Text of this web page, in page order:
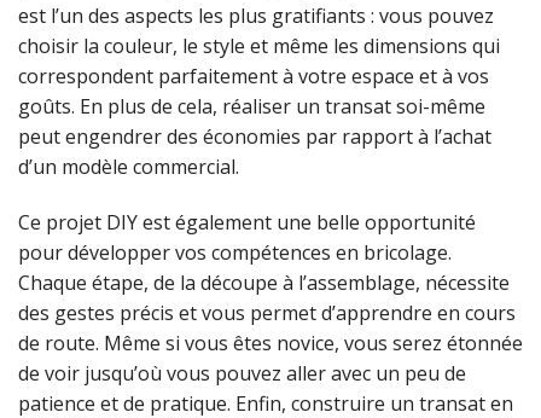
est l’un des aspects les plus gratifiants : vous pouvez
choisir la couleur, le style et même les dimensions qui
correspondent parfaitement à votre espace et à vos
goûts. En plus de cela, réaliser un transat soi-même
peut engendrer des économies par rapport à l’achat
d’un modèle commercial.
Ce projet DIY est également une belle opportunité
pour développer vos compétences en bricolage.
Chaque étape, de la découpe à l’assemblage, nécessite
des gestes précis et vous permet d’apprendre en cours
de route. Même si vous êtes novice, vous serez étonnée
de voir jusqu’où vous pouvez aller avec un peu de
patience et de pratique. Enfin, construire un transat en